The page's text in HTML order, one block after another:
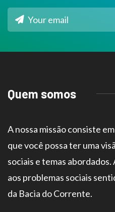
Quem somos
A nossa missão consiste
que você possa ter uma
sociais e temas
aos problemas sociais
da Bacia do Corrente.